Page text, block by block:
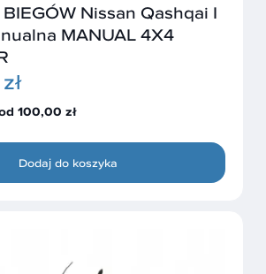
Nissan Qashqai I
MANUAL 4X4
100,00 zł
Dodaj do koszyka